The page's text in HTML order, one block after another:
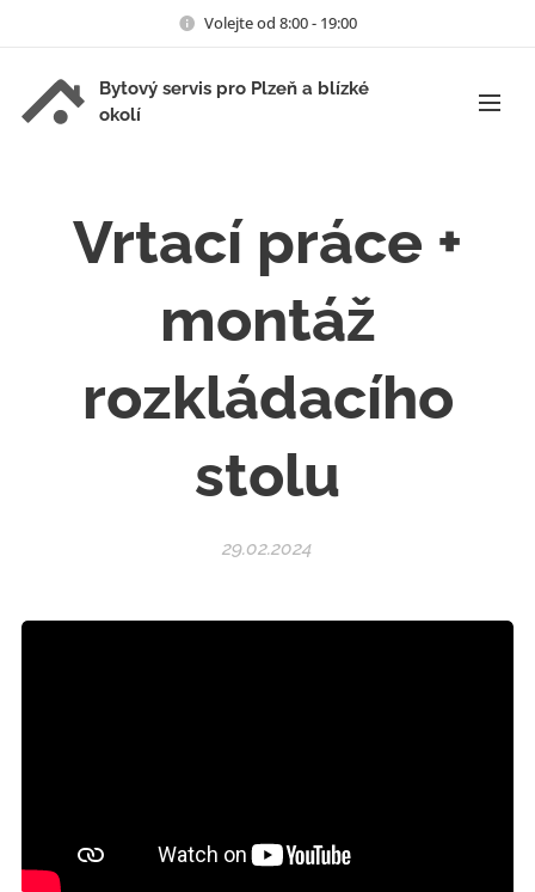
Volejte od 8:00 - 19:00
Bytový servis pro Plzeň a blízké
okolí
Vrtací práce +
montáž
rozkládacího
stolu
29.02.2024